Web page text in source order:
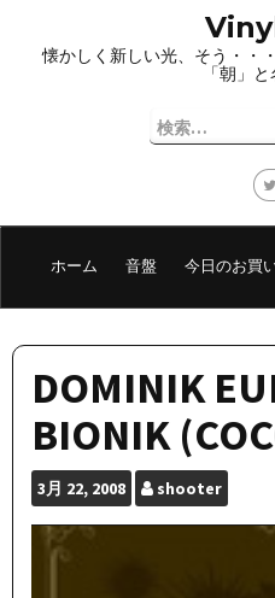
プ
懐かしく新しい光、そう・・
「朝」
検
索:
ホーム 音盤 今日のお買
DOMINIK
BIONIK
3月 22, 2008 shooter